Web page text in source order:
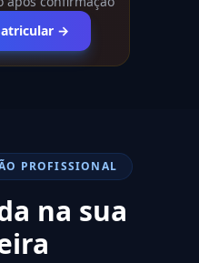
→
PROFISSIONAL
na sua